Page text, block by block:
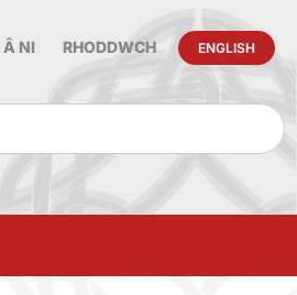
NI RHODDWCH ENGLISH